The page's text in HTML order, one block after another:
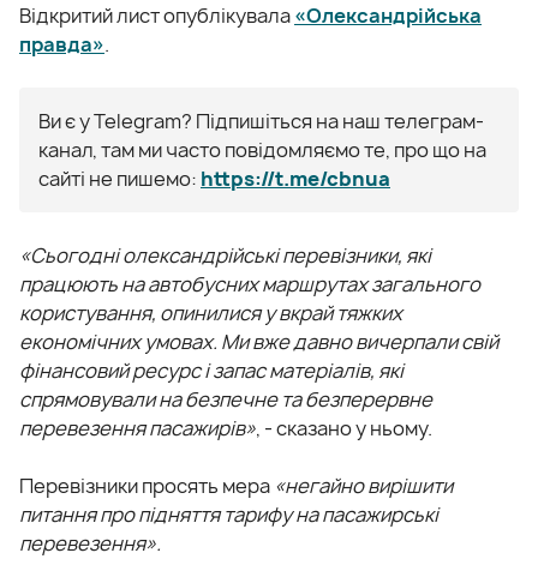
Відкритий лист опублікувала«Олександрійська
правда».
Ви є у Telegram? Підпишіться на наш телеграм-
канал, там ми часто повідомляємо те, про що на
сайті не пишемо: https://t.me/cbnua
«Сьогодні олександрійські перевізники, які
працюють на автобусних маршрутах загального
користування, опинилися у вкрай тяжких
економічних умовах. Ми вже давно вичерпали свій
фінансовий ресурс і запас матеріалів, які
спрямовували на безпечне та безперервне
перевезення пасажирів», - сказано у ньому.
Перевізники просять мера «негайно вирішити
питання про підняття тарифу на пасажирські
перевезення».